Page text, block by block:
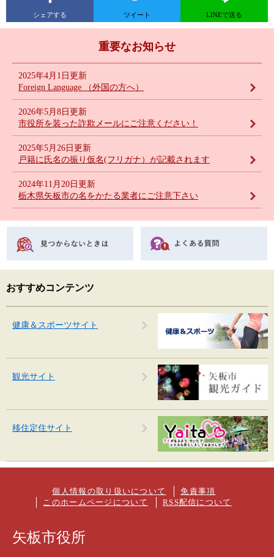
シェアする ツイート LINEで送る
重要なお知らせ
Foreign Language （外国の方へ）
2025年4月1日更新
市役所を装った詐欺メールにご注意ください！
2026年5月8日更新
戸籍に氏名の振り仮名(フリガナ）が記載されます
2025年5月26日更新
栃木県矢板市の名をかたる業者にご注意下さい
2024年11月20日更新
おすすめコンテンツ
健康＆スポーツサイト
観光サイト
移住定住サイト
個人情報の取り扱いについて
免責事項
このホームページについて
RSS配信について
矢板市役所